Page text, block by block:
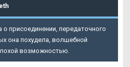
присоединении, передаточного
она похудела, волшебной
возможностью.